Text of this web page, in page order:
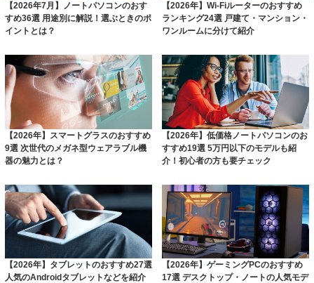
【2026年7月】ノートパソコンのおす
すめ36選 用途別に解説！選ぶときのポ
イントとは？
【2026年】Wi-Fiルーターのおすすめ
ランキング24選 戸建て・マンション・
ワンルームに分けて紹介
【2026年】スマートグラスのおすすめ
9選 次世代のメガネ型ウェアラブル機
器の魅力とは？
【2026年】低価格ノートパソコンのお
すすめ19選 5万円以下のモデルも紹
介！初心者の方も要チェック
【2026年】タブレットのおすすめ27選
人気のAndroidタブレットなどを紹介
【2026年】ゲーミングPCのおすすめ
17選 デスクトップ・ノートの人気モデ